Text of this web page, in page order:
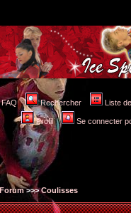
FAQ Rechercher Liste
Profil Se connecter
>>>Coulisses